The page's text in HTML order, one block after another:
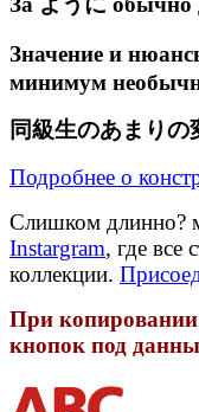
Значение и
минимум
同級生のあまり
Подробнее о
Слишком длинно?
Instargram, где все
коллекции.
При копировании
кнопок под